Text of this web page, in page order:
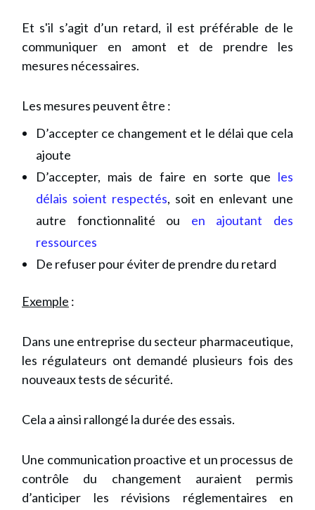
Et s'il s’agit d’un retard, il est préférable de le
communiquer en amont et de prendre les
mesures nécessaires.
Les mesures peuvent être :
D’accepter ce changement et le délai que cela
ajoute
D’accepter, mais de faire en sorte que les
délais soient respectés, soit en enlevant une
autre fonctionnalité ou en ajoutant des
ressources
De refuser pour éviter de prendre du retard
Exemple :
Dans une entreprise du secteur pharmaceutique,
les régulateurs ont demandé plusieurs fois des
nouveaux tests de sécurité.
Cela a ainsi rallongé la durée des essais.
Une communication proactive et un processus de
contrôle du changement auraient permis
d’anticiper les révisions réglementaires en